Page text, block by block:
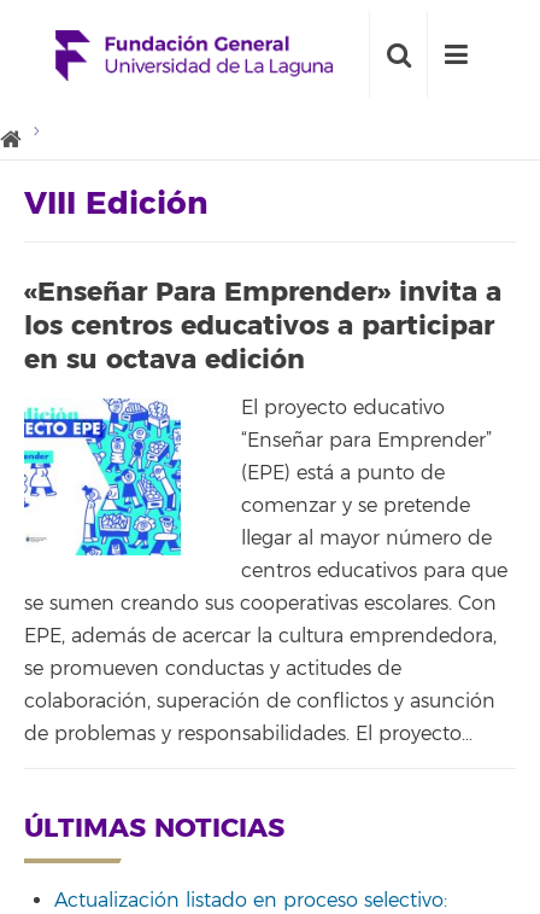
VIII Edición
«Enseñar Para Emprender» invita a
los centros educativos a participar
en su octava edición
El proyecto educativo
“Enseñar para Emprender”
(EPE) está a punto de
comenzar y se pretende
llegar al mayor número de
centros educativos para que
se sumen creando sus cooperativas escolares. Con
EPE, además de acercar la cultura emprendedora,
se promueven conductas y actitudes de
colaboración, superación de conflictos y asunción
de problemas y responsabilidades. El proyecto…
ÚLTIMAS NOTICIAS
Actualización listado en proceso selectivo: